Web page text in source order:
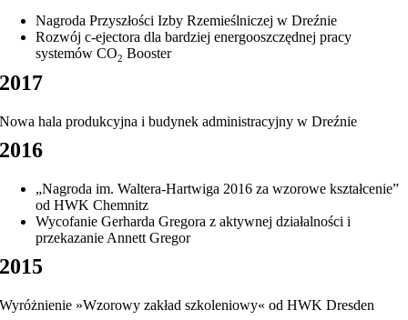
Nagroda Przyszłości Izby Rzemieślniczej w Dreźnie
Rozwój c-ejectora dla bardziej energooszczędnej pracy
systemów CO2 Booster
2017
Nowa hala produkcyjna i budynek administracyjny w Dreźnie
2016
„Nagroda im. Waltera-Hartwiga 2016 za wzorowe kształcenie”
od HWK Chemnitz
Wycofanie Gerharda Gregora z aktywnej działalności i
przekazanie Annett Gregor
2015
Wyróżnienie »Wzorowy zakład szkoleniowy« od HWK Dresden